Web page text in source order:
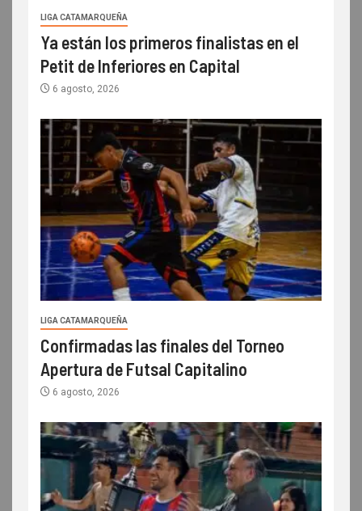
LIGA CATAMARQUEÑA
Ya están los primeros finalistas en el
Petit de Inferiores en Capital
6 agosto, 2026
LIGA CATAMARQUEÑA
Confirmadas las finales del Torneo
Apertura de Futsal Capitalino
6 agosto, 2026